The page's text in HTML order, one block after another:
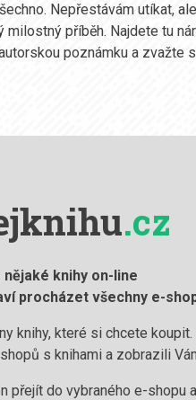
Nepřestávám utíkat,
milostný příběh. Najdete tu
poznámku a zvažte
.cz
knihy on-line
procházet všechny e-
knihy, které si chcete
s knihami a zobrazili
přejít do vybraného e-shopu